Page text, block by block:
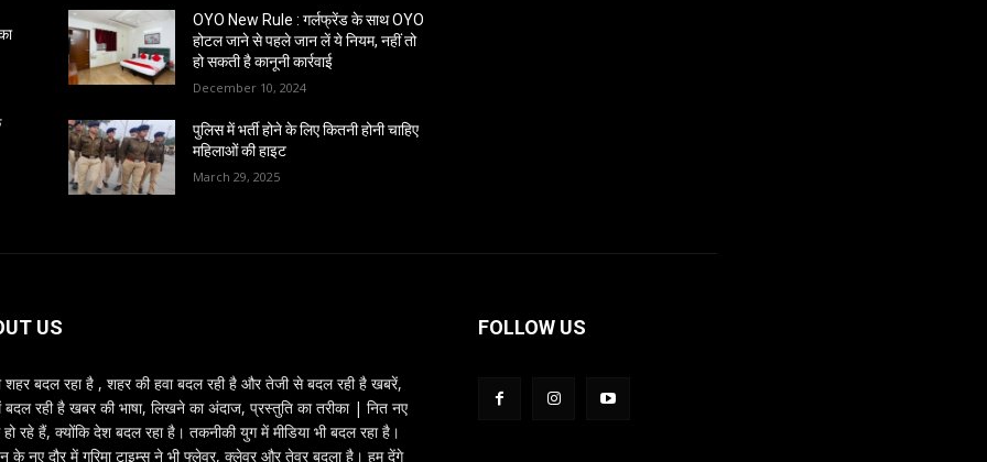
OYO New Rule : गर्लफ्रेंड के साथ OYO
होटल जाने से पहले जान लें ये नियम, नहीं तो
हो सकती है कानूनी कार्रवाई
December 10, 2024
पुलिस में भर्ती होने के लिए कितनी होनी चाहिए
महिलाओं की हाइट
March 29, 2025
US
बदल रहा है , शहर की हवा बदल रही है और तेजी से बदल रही है खबरें,
बदल रही है खबर की भाषा, लिखने का अंदाज, प्रस्तुति का तरीका | नित नए
हो रहे हैं, क्योंकि देश बदल रहा है। तकनीकी युग में मीडिया भी बदल रहा है।
के नए दौर में गरिमा टाइम्स ने भी फ्लेवर, क्लेवर और तेवर बदला है। हम देंगे
FOLLOW US